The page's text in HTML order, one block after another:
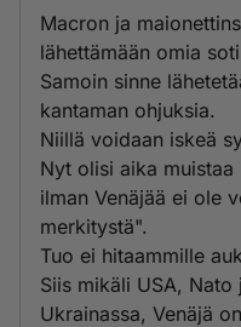
Macron ja
lähettämään omia
Samoin sinne
kantaman ohjuksia.
Niillä voidaan iskeä
Nyt olisi aika muistaa
ilman Venäjää ei ole
merkitystä".
Tuo ei hitaammille
Siis mikäli USA,
Ukrainassa, Venäjä